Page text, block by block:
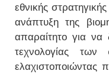
εθνικής
ανάπτυξη της
απαραίτητο για να
τεχνολογίας των
ελαχιστοποιώντας